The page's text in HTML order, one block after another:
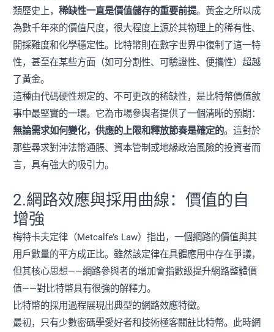
類歷史上， 稀缺性一直是價值儲存的重要前提。黃金之所以成
為數千年來的價值尺度，很大程度上源於其物理上的稀有性、
開採難度和化學穩定性。比特幣則在數字世界中復制了這一特
性，甚至在某些方面（如可分割性、可驗證性、便攜性）超越
了黃金。
這種由代碼硬性規定的、不可更改的稀缺性，是比特幣價值敘
事中最堅實的一環。它為市場參與者提供了一個清晰的預期：
無論需求如何變化，供應的上限和釋放節奏是確定的。這對於
那些尋求對沖法幣通脹、資本管制或地緣政治風險的投資者而
言，具有強大的吸引力。
2.網路效應與採用曲線：價值的自
增強
梅特卡夫定律（Metcalfe’s Law）指出，一個網路的價值與其
用戶數量的平方成正比。雖然該定律在具體應用中存在爭議，
但其核心思想——網路參與者的增加會指數級提升網路整體價
值——對比特幣具有很強的解釋力。
比特幣的採用過程展現出典型的網路效應特徵。
最初，只有少數密碼學愛好者和技術極客關註比特幣。此時網